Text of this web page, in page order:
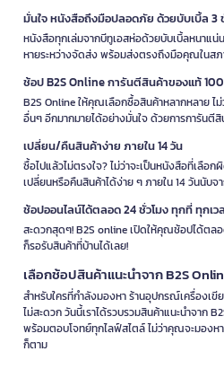
มั่นใจ หนังสือถึงมือปลอดภัย ด้วยบับเบิ้ล 3
หนังสือทุกเล่มจากบีทูเอสห่อด้วยบับเบิ้ลหนาแน่
หายระหว่างจัดส่ง พร้อมส่งตรงถึงมือคุณใน
ช้อป B2S Online การันตีสินค้าของแท้
B2S Online ให้คุณเลือกซื้อสินค้าหลากหลาย ไ
อื่นๆ อีกมากมายได้อย่างมั่นใจ ด้วยการการันตี
เปลี่ยน/คืนสินค้าง่าย ภายใน 14 วัน
ซื้อไปแล้วไม่ตรงใจ? ไม่ว่าจะเป็นหนังสือที่เลื
เปลี่ยนหรือคืนสินค้าได้ง่าย ๆ ภายใน 14 วันนับจ
ช้อปออนไลน์ได้ตลอด 24 ชั่วโมง ทุกที่ ทุกเว
สะดวกสุดๆ! B2S online เปิดให้คุณช้อปได้ตล
ก็รอรับสินค้าที่บ้านได้เลย!
เลือกช้อปสินค้าแนะนำจาก B2S
สำหรับใครที่กำลังมองหา ร้านอุปกรณ์เครื่องเขี
ไม่สะดวก วันนี้เราได้รวบรวมสินค้าแนะนำจาก
พร้อมตอบโจทย์ทุกไลฟ์สไตล์ ไม่ว่าคุณจะมองห
ก็ตาม